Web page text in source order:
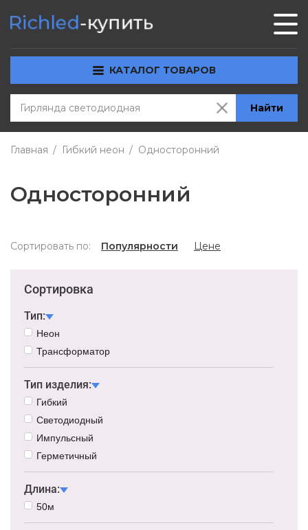
КАТАЛОГ ТОВАРОВ
Найти
Главная Гибкий неон Односторонний
Односторонний
Сортировать по: Популярности Цене
Сортировка
Тип:
Неон
Трансформатор
Тип изделия:
Гибкий
Светодиодный
Импульсный
Герметичный
Длина:
50м